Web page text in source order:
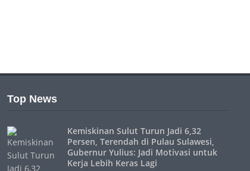
Top News
Kemiskinan Sulut Turun Jadi 6,32
Persen, Terendah di Pulau Sulawesi,
Gubernur Yulius: Jadi Motivasi untuk
Kerja Lebih Keras Lagi